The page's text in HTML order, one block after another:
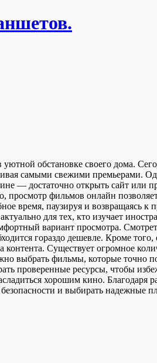
обстановке своего дома.
самыми свежими премьерами.
— достаточно открыть сайт
фильмов онлайн
время, паузируя и возвращаясь
для тех, кто изучает
вариант просмотра.
гораздо дешевле. Кроме
Существует огромное
выбрать фильмы, которые точно
проверенные ресурсы, чтобы
хорошим кино. Благодаря
и выбирать надежные